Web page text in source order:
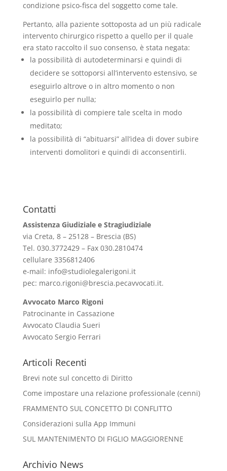
condizione psico-fisca del soggetto come tale.
Pertanto, alla paziente sottoposta ad un più radicale
intervento chirurgico rispetto a quello per il quale
era stato raccolto il suo consenso, è stata negata:
la possibilità di autodeterminarsi e quindi di
decidere se sottoporsi all’intervento estensivo, se
eseguirlo altrove o in altro momento o non
eseguirlo per nulla;
la possibilità di compiere tale scelta in modo
meditato;
la possibilità di “abituarsi” all’idea di dover subire
interventi domolitori e quindi di acconsentirli.
Contatti
Assistenza Giudiziale e Stragiudiziale
via Creta, 8 – 25128 – Brescia (BS)
Tel. 030.3772429 – Fax 030.2810474
cellulare 3356812406
e-mail: info@studiolegalerigoni.it
pec: marco.rigoni@brescia.pecavvocati.it.
Avvocato Marco Rigoni
Patrocinante in Cassazione
Avvocato Claudia Sueri
Avvocato Sergio Ferrari
Articoli Recenti
Brevi note sul concetto di Diritto
Come impostare una relazione professionale (cenni)
FRAMMENTO SUL CONCETTO DI CONFLITTO
Considerazioni sulla App Immuni
SUL MANTENIMENTO DI FIGLIO MAGGIORENNE
Archivio News